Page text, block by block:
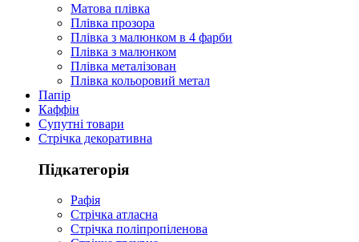
Матова плівка
Плівка прозора
Плівка з малюнком в 4 фарби
Плівка з малюнком
Плівка металізован
Плівка кольоровий метал
Папір
Каффін
Супутні товари
Стрічка декоративна
Підкатегорія
Рафія
Стрічка атласна
Стрічка поліпропіленова